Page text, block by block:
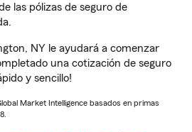
las pólizas de seguro de
NY le ayudará a comenzar
una cotización de seguro
y sencillo!
Market Intelligence basados en primas